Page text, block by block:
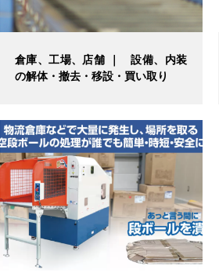
倉庫、工場、店舗 ｜ 設備、内装
の解体・撤去・移設・買い取り